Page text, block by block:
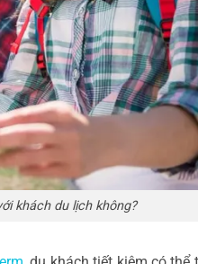
khách du lịch không?